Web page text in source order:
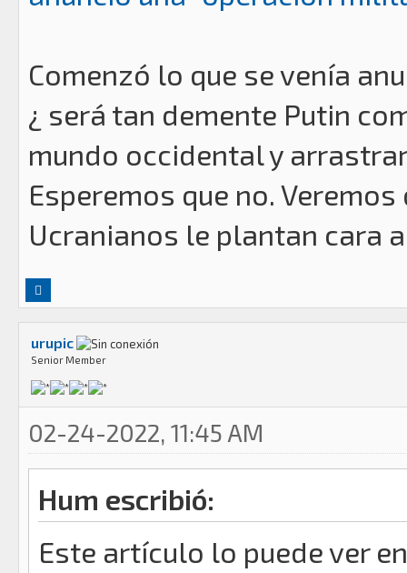
Comenzó lo que se venía
¿ será tan demente Putin
mundo occidental y
Esperemos que no.
Ucranianos le plantan cara
urupic
Senior Member
02-24-2022, 11:45 AM
Hum escribió:
Este artículo lo puede ver